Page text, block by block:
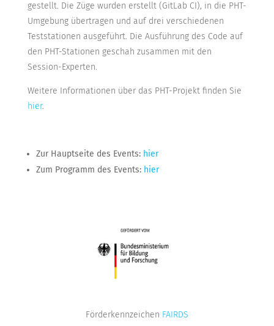
gestellt. Die Züge wurden erstellt (GitLab CI), in die PHT-
Umgebung übertragen und auf drei verschiedenen
Teststationen ausgeführt. Die Ausführung des Code auf
den PHT-Stationen geschah zusammen mit den
Session-Experten.
Weitere Informationen über das PHT-Projekt finden Sie
hier.
Zur Hauptseite des Events: hier
Zum Programm des Events: hier
Förderkennzeichen FAIRDS